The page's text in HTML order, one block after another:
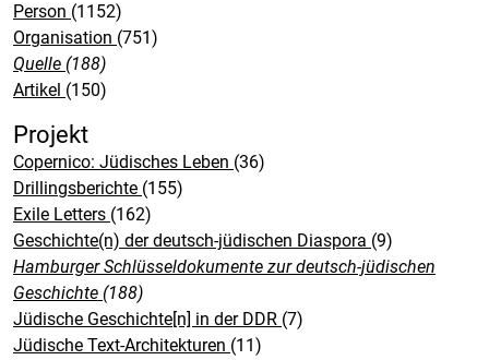
Person (1152)
Organisation (751)
Quelle (188)
Artikel (150)
Projekt
Copernico: Jüdisches Leben (36)
Drillingsberichte (155)
Exile Letters (162)
Geschichte(n) der deutsch-jüdischen Diaspora (9)
Hamburger Schlüsseldokumente zur deutsch-jüdischen
Geschichte (188)
Jüdische Geschichte[n] in der DDR (7)
Jüdische Text-Architekturen (11)